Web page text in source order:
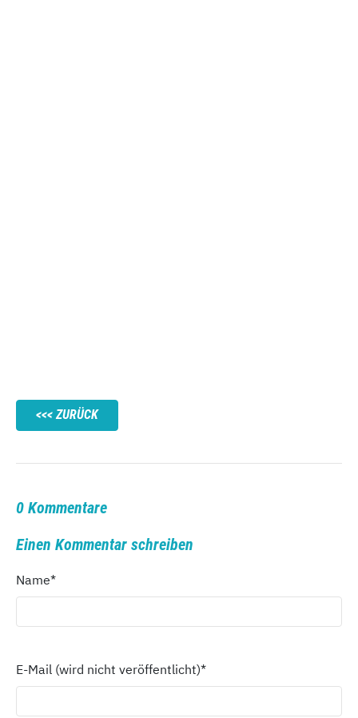
ZURÜCK
0 Kommentare
Einen Kommentar schreiben
Name*
E-Mail (wird nicht veröffentlicht)*